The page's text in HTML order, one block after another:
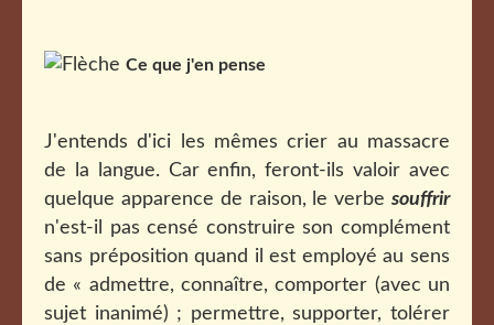
Ce que j'en pense
J'entends d'ici les mêmes crier au massacre
de la langue. Car enfin, feront-ils valoir avec
quelque apparence de raison, le verbe souffrir
n'est-il pas censé construire son complément
sans préposition quand il est employé au sens
de « admettre, connaître, comporter (avec un
sujet inanimé) ; permettre, supporter, tolérer